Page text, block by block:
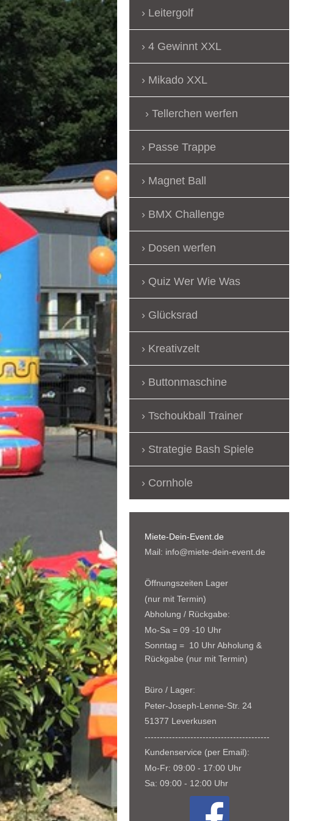
Leitergolf
4 Gewinnt XXL
Mikado XXL
Tellerchen werfen
Passe Trappe
Magnet Ball
BMX Challenge
Dosen werfen
Quiz Wer Wie Was
Glücksrad
Kreativzelt
Buttonmaschine
Tschoukball Trainer
Strategie Bash Spiele
Cornhole
Miete-Dein-Event.de
Mail: info@miete-dein-event.de
Öffnungszeiten Lager
(nur mit Termin)
Abholung / Rückgabe:
Mo-Sa = 09 -10 Uhr
Sonntag = 10 Uhr Abholung &
Rückgabe (nur mit Termin)
Büro / Lager:
Peter-Joseph-Lenne-Str. 24
51377 Leverkusen
-----------------------------------------
Kundenservice (per Email):
Mo-Fr: 09:00 - 17:00 Uhr
Sa: 09:00 - 12:00 Uhr